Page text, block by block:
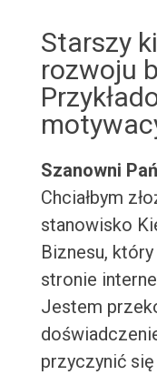
Starszy
rozwoju
Szanowni
Chciałbym
stanowisko
Biznesu, który
stronie
Jestem
przyczynić